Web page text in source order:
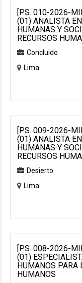
[P.S. 010-2026-
(01) ANALISTA
HUMANAS Y
RECURSOS
Concluido
Lima
[P.S. 009-2026-
(01) ANALISTA
HUMANAS Y
RECURSOS
Desierto
Lima
[P.S. 008-2026-
(01)
HUMANOS PARA
HUMANOS